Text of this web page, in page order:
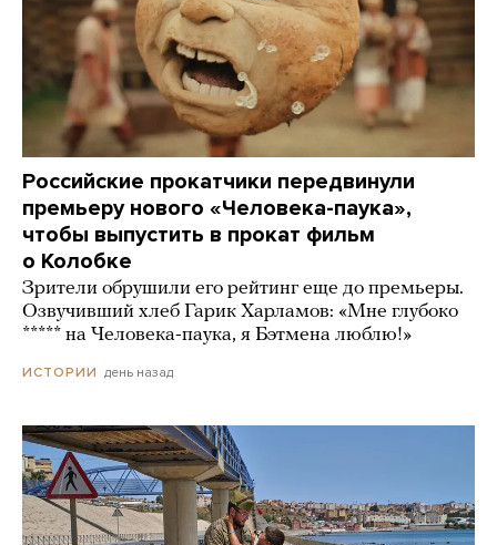
Российские прокатчики передвинули
премьеру нового «Человека-паука»,
чтобы выпустить в прокат фильм
о Колобке
Зрители обрушили его рейтинг еще до премьеры.
Озвучивший хлеб Гарик Харламов: «Мне глубоко
***** на Человека-паука, я Бэтмена люблю!»
ИСТОРИИ день назад